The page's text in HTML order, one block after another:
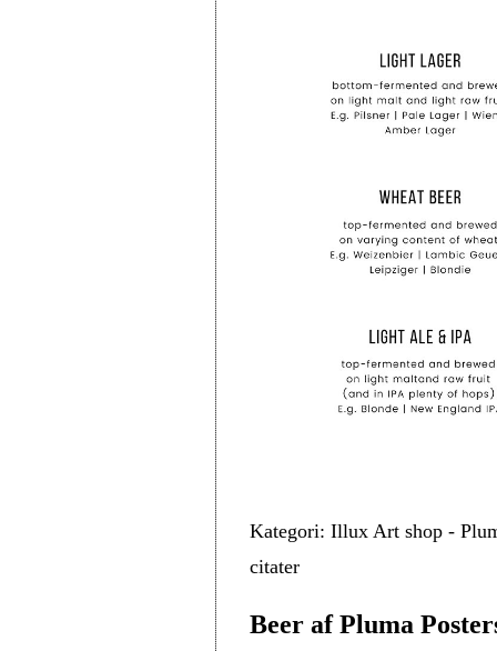
Kategori: Illux Art shop -
citater
Beer af Pluma